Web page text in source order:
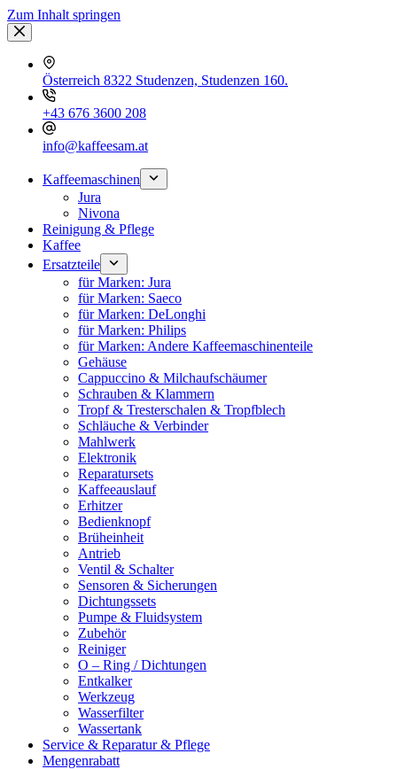
Zum Inhalt springen
Österreich 8322 Studenzen, Studenzen 160.
+43 676 3600 208
info@kaffeesam.at
Kaffeemaschinen
Jura
Nivona
Reinigung & Pflege
Kaffee
Ersatzteile
für Marken: Jura
für Marken: Saeco
für Marken: DeLonghi
für Marken: Philips
für Marken: Andere Kaffeemaschinenteile
Gehäuse
Cappuccino & Milchaufschäumer
Schrauben & Klammern
Tropf & Tresterschalen & Tropfblech
Schläuche & Verbinder
Mahlwerk
Elektronik
Reparatursets
Kaffeeauslauf
Erhitzer
Bedienknopf
Brüheinheit
Antrieb
Ventil & Schalter
Sensoren & Sicherungen
Dichtungssets
Pumpe & Fluidsystem
Zubehör
Reiniger
O – Ring / Dichtungen
Entkalker
Werkzeug
Wasserfilter
Wassertank
Service & Reparatur & Pflege
Mengenrabatt